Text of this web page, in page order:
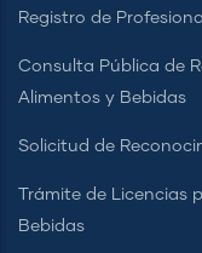
Registro de
Consulta Pública de
Alimentos y Bebidas
Solicitud de
Trámite de Licencias
Bebidas